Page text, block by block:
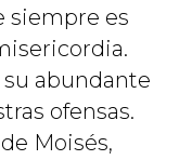
siempre es
su abundante
ofensas.
Moisés,